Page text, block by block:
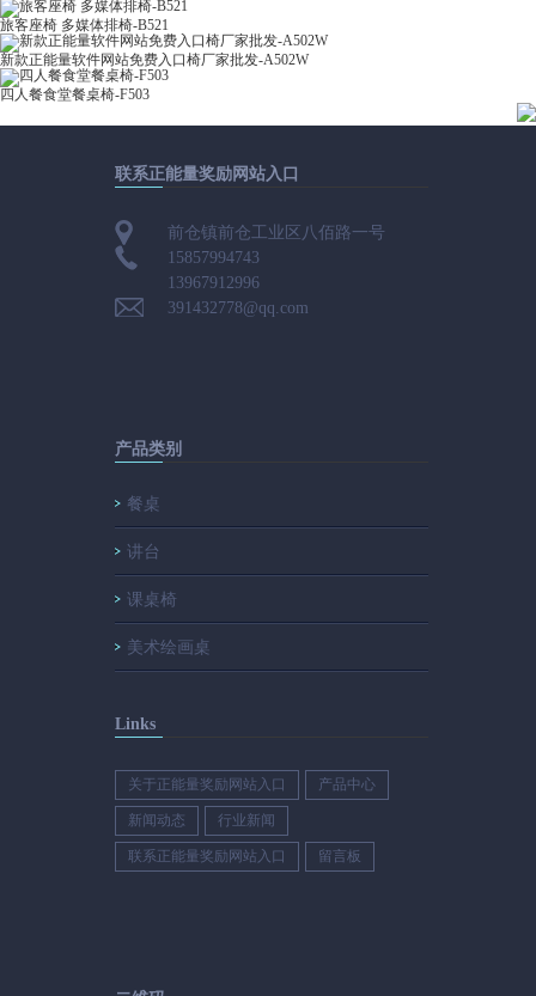
旅客座椅 多媒体排椅-B521
新款正能量软件网站免费入口椅厂家批发-A502W
四人餐食堂餐桌椅-F503
联系正能量奖励网站入口
前仓镇前仓工业区八佰路一号
15857994743
13967912996
391432778@qq.com
产品类别
餐桌
讲台
课桌椅
美术绘画桌
Links
关于正能量奖励网站入口 产品中心
新闻动态 行业新闻
联系正能量奖励网站入口 留言板